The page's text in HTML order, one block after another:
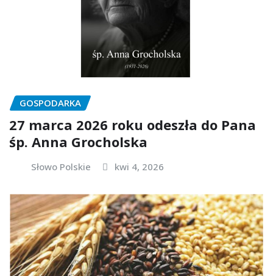
GOSPODARKA
27 marca 2026 roku odeszła do Pana
śp. Anna Grocholska
Słowo Polskie kwi 4, 2026